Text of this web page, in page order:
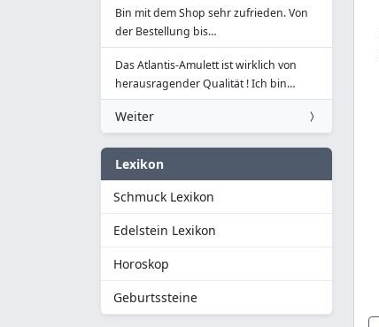
Bin mit dem Shop sehr zufrieden. Von
der Bestellung bis…
Das Atlantis-Amulett ist wirklich von
herausragender Qualität ! Ich bin…
Weiter
Lexikon
Schmuck Lexikon
Edelstein Lexikon
Horoskop
Geburtssteine